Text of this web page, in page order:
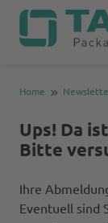
Home
Ups! Da
Bitte
Ihre
Eventuell sind